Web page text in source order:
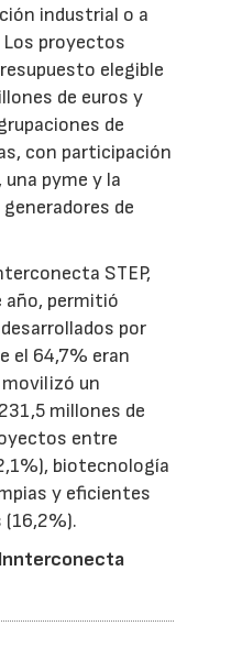
industrial o a
proyectos
elegible
de euros y
de
con participación
pyme y la
de
STEP,
año, permitió
por
el 64,7% eran
un
millones de
entre
biotecnología
y eficientes
(16,2%).